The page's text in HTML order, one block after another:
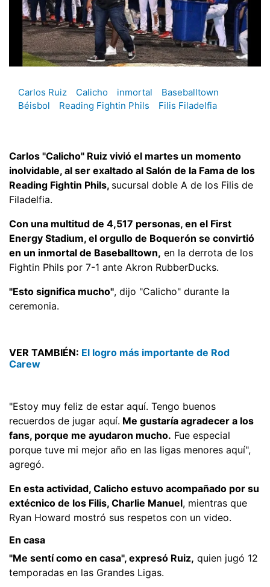
Carlos Ruiz Calicho inmortal
Baseballtown
Béisbol
Reading Fightin Phils Filis Filadelfia
Carlos "Calicho" Ruiz vivió el martes un momento
inolvidable, al ser exaltado al Salón de la Fama de los
Reading Fightin Phils, sucursal doble A de los Filis de
Filadelfia.
Con una multitud de 4,517 personas, en el First
Energy Stadium, el orgullo de Boquerón se convirtió
en un inmortal de Baseballtown, en la derrota de los
Fightin Phils por 7-1 ante Akron RubberDucks.
"Esto significa mucho", dijo "Calicho" durante la
ceremonia.
VER TAMBIÉN: El logro más importante de Rod
Carew
"Estoy muy feliz de estar aquí. Tengo buenos
recuerdos de jugar aquí. Me gustaría agradecer a los
fans, porque me ayudaron mucho. Fue especial
porque tuve mi mejor año en las ligas menores aquí",
agregó.
En esta actividad, Calicho estuvo acompañado por su
extécnico de los Filis, Charlie Manuel, mientras que
Ryan Howard mostró sus respetos con un video.
En casa
"Me sentí como en casa", expresó Ruiz, quien jugó 12
temporadas en las Grandes Ligas.